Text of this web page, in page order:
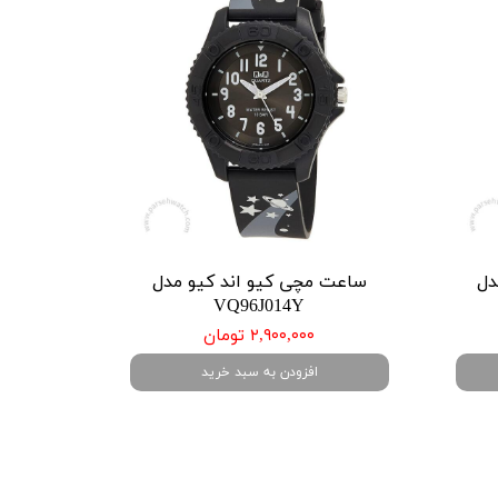
ساعت مچی کیو اند کیو مدل
VQ96J014Y
۲,۹۰۰,۰۰۰ تومان
افزودن به سبد خرید